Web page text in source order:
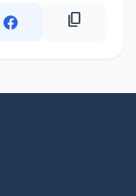
content_copy